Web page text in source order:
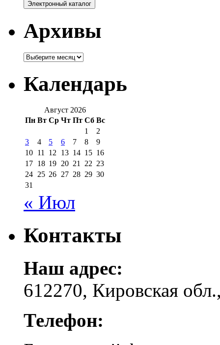
Архивы
Архивы
Календарь
Август 2026
Пн Вт Ср Чт Пт Сб Вс
1
2
3
4 5 6 7 8
9
10 11 12 13 14 15 16
17 18 19 20 21 22 23
24 25 26 27 28 29 30
31
« Июл
Контакты
Наш адрес:
612270, Кировская
Телефон: